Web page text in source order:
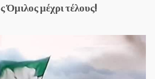
μέχρι τέλους!